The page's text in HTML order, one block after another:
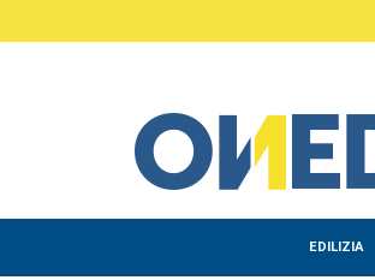
EDILIZIA